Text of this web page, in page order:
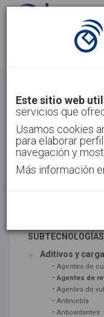
Inicio Tecnologías
Este sitio web
servicios que
Usamos cookies
para elaborar
navegación y
Más información
TECNOLOGÍAS
SUBTECNOLOGÍAS
Aditivos y
- Agentes de
- Agentes de
- Agentes de
- Antiniebla
- Antioxidantes